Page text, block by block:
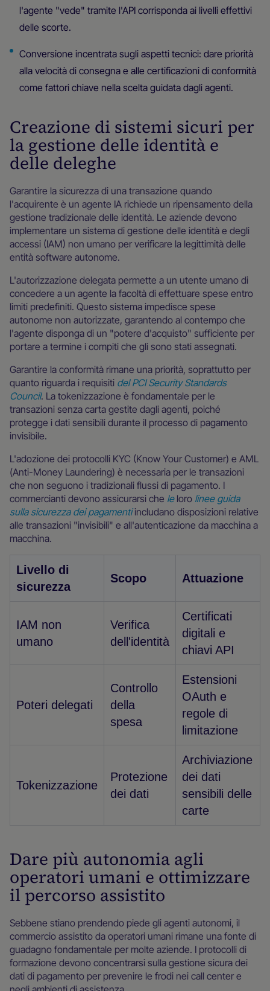
l'agente "vede" tramite l'API corrisponda ai livelli effettivi
delle scorte.
Conversione incentrata sugli aspetti tecnici: dare priorità
alla velocità di consegna e alle certificazioni di conformità
come fattori chiave nella scelta guidata dagli agenti.
Creazione di sistemi sicuri per
la gestione delle identità e
delle deleghe
Garantire la sicurezza di una transazione quando
l'acquirente è un agente IA richiede un ripensamento della
gestione tradizionale delle identità. Le aziende devono
implementare un sistema di gestione delle identità e degli
accessi (IAM) non umano per verificare la legittimità delle
entità software autonome.
L'autorizzazione delegata permette a un utente umano di
concedere a un agente la facoltà di effettuare spese entro
limiti predefiniti. Questo sistema impedisce spese
autonome non autorizzate, garantendo al contempo che
l'agente disponga di un "potere d'acquisto" sufficiente per
portare a termine i compiti che gli sono stati assegnati.
Garantire la conformità rimane una priorità, soprattutto per
quanto riguarda i requisiti del PCI Security Standards
Council. La tokenizzazione è fondamentale per le
transazioni senza carta gestite dagli agenti, poiché
protegge i dati sensibili durante il processo di pagamento
invisibile.
L'adozione dei protocolli KYC (Know Your Customer) e AML
(Anti-Money Laundering) è necessaria per le transazioni
che non seguono i tradizionali flussi di pagamento. I
commercianti devono assicurarsi che leloro linee guida
sulla sicurezza dei pagamentiincludano disposizioni relative
alle transazioni "invisibili" e all'autenticazione da macchina a
macchina.
Livello di
sicurezza
Scopo Attuazione
IAM non
umano
Verifica
dell'identità
Certificati
digitali e
chiavi API
Poteri delegati
Controllo
della
spesa
Estensioni
OAuth e
regole di
limitazione
Tokenizzazione
Protezione
dei dati
Archiviazione
dei dati
sensibili delle
carte
Dare più autonomia agli
operatori umani e ottimizzare
il percorso assistito
Sebbene stiano prendendo piede gli agenti autonomi, il
commercio assistito da operatori umani rimane una fonte di
guadagno fondamentale per molte aziende. I protocolli di
formazione devono concentrarsi sulla gestione sicura dei
dati di pagamento per prevenire le frodi nei call center e